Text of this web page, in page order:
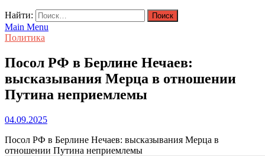
Найти:
Main Menu
Политика
Посол РФ в Берлине Нечаев:
высказывания Мерца в отношении
Путина неприемлемы
04.09.2025
Посол РФ в Берлине Нечаев: высказывания Мерца в
отношении Путина неприемлемы